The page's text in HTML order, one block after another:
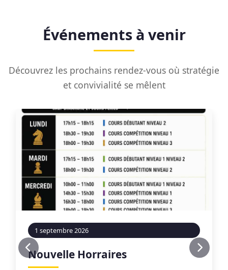
Événements à venir
Découvrez les prochains rendez-vous où stratégie
et convivialité se mêlent
1 septembre 2026
Nouvelle Horraires